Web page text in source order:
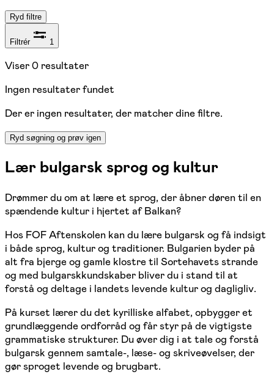
Ryd filtre
Filtrér 1
Viser0 resultater
Ingen resultater fundet
Der er ingen resultater, der matcher dine filtre.
Ryd søgning og prøv igen
Lær bulgarsk sprog og kultur
Drømmer du om at lære et sprog, der åbner døren til en
spændende kultur i hjertet af Balkan?
Hos FOF Aftenskolen kan du lære bulgarsk og få indsigt
i både sprog, kultur og traditioner. Bulgarien byder på
alt fra bjerge og gamle klostre til Sortehavets strande
og med bulgarskkundskaber bliver du i stand til at
forstå og deltage i landets levende kultur og dagligliv.
På kurset lærer du det kyrilliske alfabet, opbygger et
grundlæggende ordforråd og får styr på de vigtigste
grammatiske strukturer. Du øver dig i at tale og forstå
bulgarsk gennem samtale-, læse- og skriveøvelser, der
gør sproget levende og brugbart.